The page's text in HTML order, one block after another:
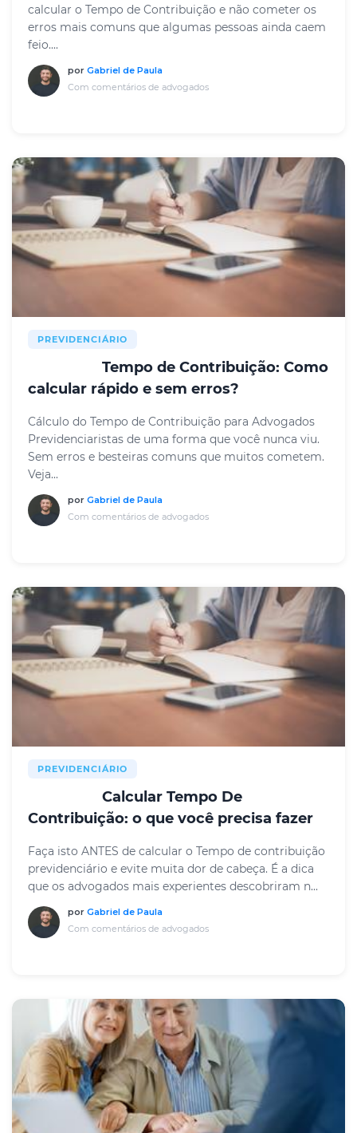
calcular o Tempo de Contribuição e não cometer os
erros mais comuns que algumas pessoas ainda caem
feio....
por Gabriel de Paula
Com comentários de advogados
PREVIDENCIÁRIO
Tempo de Contribuição: Como
calcular rápido e sem erros?
Cálculo do Tempo de Contribuição para Advogados
Previdenciaristas de uma forma que você nunca viu.
Sem erros e besteiras comuns que muitos cometem.
Veja...
por Gabriel de Paula
Com comentários de advogados
PREVIDENCIÁRIO
Calcular Tempo De
Contribuição: o que você precisa fazer
Faça isto ANTES de calcular o Tempo de contribuição
previdenciário e evite muita dor de cabeça. É a dica
que os advogados mais experientes descobriram n...
por Gabriel de Paula
Com comentários de advogados